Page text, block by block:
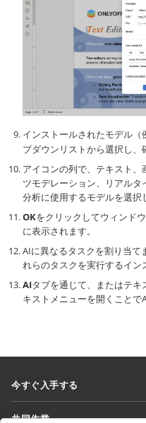
インストールされたモデル（
プダウンリストから選択し、
アイコンの列で、テキスト
ツモデレーション、リアル
分析に使用するモデルを選択
OKをクリックしてウィンド
に表示されます。
AIに異なるタスクを割り当て
れらのタスクを実行するイン
AIタブを通じて、またはテ
キストメニューを開くことで
今すぐ入手する
共同作業